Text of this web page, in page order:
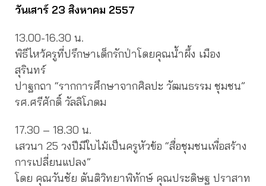
วันเสาร์ 23 สิงหาคม 2557
13.00-16.30 น.
พิธีไหว้ครูที่ปรึกษาเด็กรักป่าโดยคุณน้ำผึ้ง เมือง
สุรินทร์
ปาฐกถา “รากการศึกษาจากศิลปะ วัฒนธรรม ชุมชน”
รศ.ศรีศักดิ์ วัลลิโภดม
17.30 – 18.30 น.
เสวนา 25 วงปีมีใบไม้เป็นครูหัวข้อ “สื่อชุมชนเพื่อสร้าง
การเปลี่ยนแปลง”
โดย คุณวันชัย ตันติวิทยาพิทักษ์ คุณประดิษฐ ปราสาท